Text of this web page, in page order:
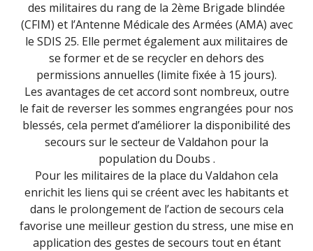
des militaires du rang de la 2ème Brigade blindée
(CFIM) et l’Antenne Médicale des Armées (AMA) avec
le SDIS 25. Elle permet également aux militaires de
se former et de se recycler en dehors des
permissions annuelles (limite fixée à 15 jours).
Les avantages de cet accord sont nombreux, outre
le fait de reverser les sommes engrangées pour nos
blessés, cela permet d’améliorer la disponibilité des
secours sur le secteur de Valdahon pour la
population du Doubs .
Pour les militaires de la place du Valdahon cela
enrichit les liens qui se créent avec les habitants et
dans le prolongement de l’action de secours cela
favorise une meilleur gestion du stress, une mise en
application des gestes de secours tout en étant